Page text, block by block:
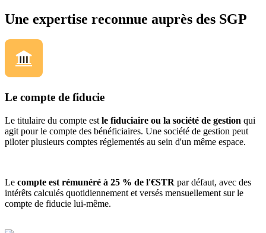
Une expertise reconnue auprès des SGP
Le compte de fiducie
Le titulaire du compte est le fiduciaire ou la société de gestion qui
agit pour le compte des bénéficiaires. Une société de gestion peut
piloter plusieurs comptes réglementés au sein d'un même espace.
Le compte est rémunéré à 25 % de l'€STR par défaut, avec des
intérêts calculés quotidiennement et versés mensuellement sur le
compte de fiducie lui-même.